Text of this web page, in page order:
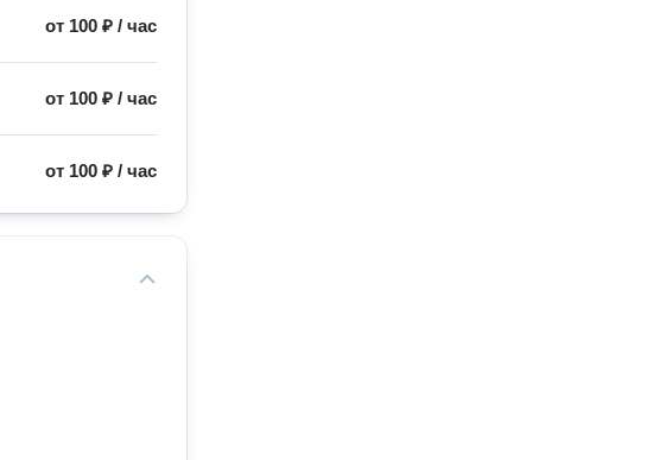
от 100 ₽ /час
от 100 ₽ /час
от 100 ₽ /час